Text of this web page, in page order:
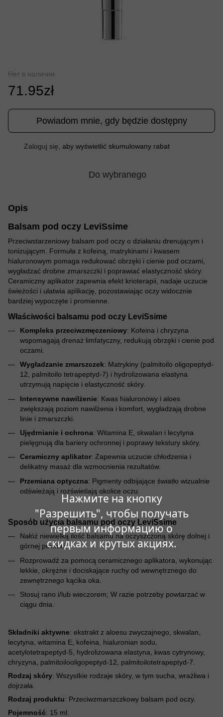
Нажмите на кнопку
"Разрешить", чтобы получать
первым информацию о
скидках и крутых акциях.
Нет в наличии
71.95zł
Powiadom mnie, gdy będzie dostępny
Zaloguj się , aby wyświetlić skumulowany rabat
Do wybranego
Opis
Balsam pod oczy LeviSsime
Przeciwstarzeniowy balsam pod oczy o działaniu drenującym i
tonizującym. Formuła z kofeiną, matrykinami i kwasem
hialuronowym pomaga redukować obrzęki i cienie pod oczami,
wygładzać drobne zmarszczki i poprawiać elastyczność skóry.
Ceramiczny aplikator zapewnia efekt krioterapii, nadaje uczucie
świeżości i ułatwia aplikację, pozostawiając oczy widocznie
bardziej wypoczęte i promienne.
Właściwości balsamu pod oczy LeviSsime
Kompleks przeciwzmęczeniowy: Kofeina i chryzyna
wspomagają drenaż limfatyczny, redukują obrzęki i cienie pod
oczami.
Wygładzanie zmarszczek: Matrykiny (palmitoilo oligopeptyd-
12, palmitoilo tetrapeptyd-7) i hydrolizowana elastyna
utrzymują napięcie i elastyczność skóry.
Intensywne nawilżenie: Kwas hialuronowy i aloes
zwiększają poziom nawilżenia i komfort, wygładzają drobne
linie i zmarszczki.
Ujędrnianie i ochrona: Witamina E, skwalan i lecytyna
pielęgnują dla bariery ochronnej i poprawy tekstury skóry.
Ceramiczny aplikator: Zapewnia uczucie chłodzenia i
delikatny masaż dla wzmocnienia rezultatów.
Przemiana optyczna: Pigmenty odbijające światło wizualnie
odświeżają i rozświetlają okolice oczu.
Sposób użycia balsamu pod oczy LeviSsime
Nałóż niewielką ilość balsamu na oczyszczoną skórę dolnej i
górnej powieki.
Rozprowadź za pomocą ceramicznego aplikatora, wykonując
lekkie, okrężne i dociskające ruchy od wewnętrznego do
zewnętrznego kącika oka.
Stosuj rano i/lub wieczorem; W razie potrzeby powtarzać w
ciągu dnia.
Składniki aktywne: ekstrakt z aloesu zwyczajnego, skwalan,
lecytyna, witamina E, kofeina, hialuronian sodu,
acetylotetrapeptyd-5, hydrolizowana elastyna, kwas cytrynowy,
chryzyna, palmitoilooligopeptyd-12, palmitoilotetrapeptyd-7.
Rodzaj skóry: Wszystkie rodzaje skóry, w tym sucha, wrażliwa i
dojrzała.
Rodzaj produktu: Przeciwzmarszczkowy balsam pod oczy.
Pojemność: 15 ml.